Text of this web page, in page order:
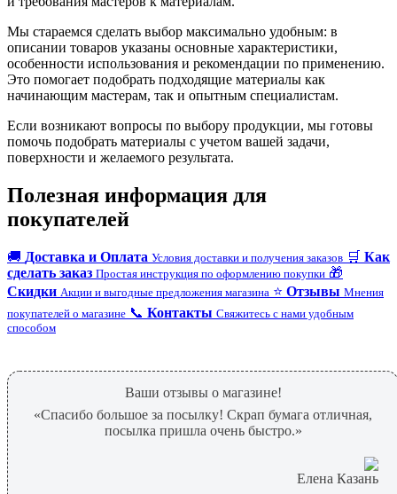
Мы стараемся сделать выбор максимально удобным: в
описании товаров указаны основные характеристики,
особенности использования и рекомендации по применению.
Это помогает подобрать подходящие материалы как
начинающим мастерам, так и опытным специалистам.
Если возникают вопросы по выбору продукции, мы готовы
помочь подобрать материалы с учетом вашей задачи,
поверхности и желаемого результата.
Полезная информация для
покупателей
🚚 Доставка и Оплата Условия доставки и получения заказов 🛒 Как
сделать заказ Простая инструкция по оформлению покупки 🎁
Скидки Акции и выгодные предложения магазина ⭐ Отзывы Мнения
покупателей о магазине 📞 Контакты Свяжитесь с нами удобным
способом
Ваши отзывы о магазине!
«Спасибо большое за посылку! Скрап бумага отличная,
посылка пришла очень быстро.»
Елена Казань